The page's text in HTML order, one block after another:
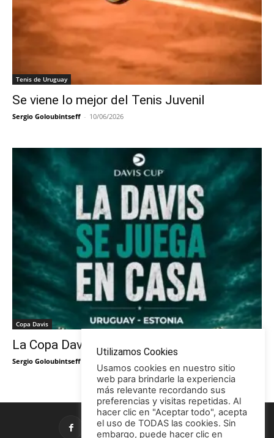
Tenis de Uruguay
Se viene lo mejor del Tenis Juvenil
Sergio Goloubintseff - 10/06/2026
Copa Davis
La Copa Davis vuelve al Círculo
Sergio Goloubintseff
Utilizamos Cookies
Usamos cookies en nuestro sitio
web para brindarle la experiencia
más relevante recordando sus
preferencias y visitas repetidas. Al
hacer clic en "Aceptar todo", acepta
el uso de TODAS las cookies. Sin
embargo, puede hacer clic en